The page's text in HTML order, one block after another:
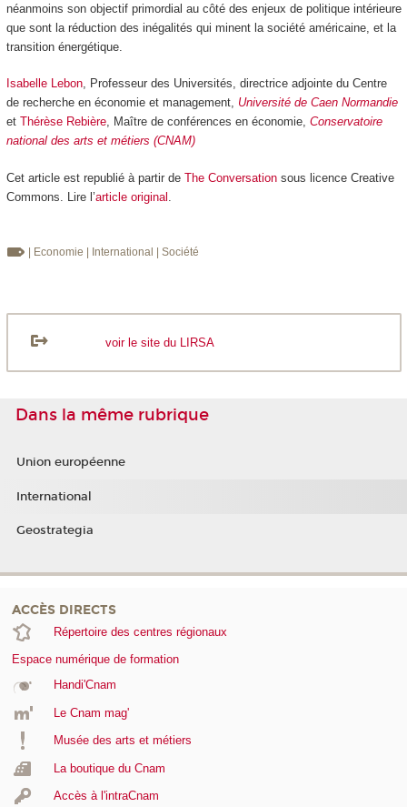
néanmoins son objectif primordial au côté des enjeux de politique intérieure
que sont la réduction des inégalités qui minent la société américaine, et la
transition énergétique.
Isabelle Lebon, Professeur des Universités, directrice adjointe du Centre
de recherche en économie et management, Université de Caen Normandie
et Thérèse Rebière, Maître de conférences en économie, Conservatoire
national des arts et métiers (CNAM)
Cet article est republié à partir de The Conversationsous licence Creative
Commons. Lire l’article original
| Economie | International | Société
voir le site du LIRSA
Dans la même rubrique
Union européenne
International
Geostrategia
ACCÈS DIRECTS
Répertoire des centres régionaux
Espace numérique de formation
Handi'Cnam
Le Cnam mag'
Musée des arts et métiers
La boutique du Cnam
Accès à l'intraCnam